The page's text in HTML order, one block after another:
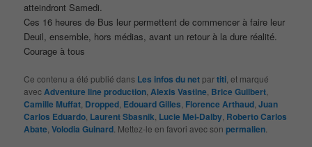
atteindront Samedi.
Ces 16 heures de Bus leur permettent de commencer à faire leur
Deuil, ensemble, hors médias, avant un retour à la dure réalité.
Courage à tous
Ce contenu a été publié dans Les infos du net partiti , et marqué
avecAdventure line production Alexis Vastine Brice Guilbert
Camille Muffat Dropped Edouard Gilles Florence Arthaud ,Juan
Carlos Eduardo Laurent Sbasnik Lucie Mei-Dalby Roberto Carlos
Abate ,Volodia Guinard . Mettez-le en favori avec sonpermalien